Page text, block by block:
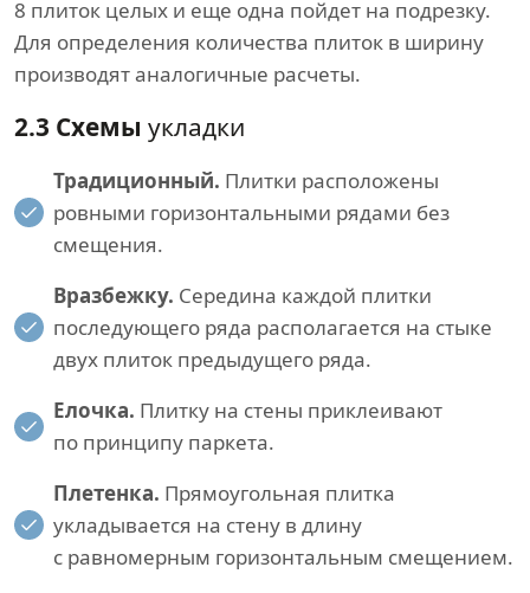
8 плиток целых и еще одна пойдет на подрезку.
Для определения количества плиток в ширину
производят аналогичные расчеты.
2.3 Схемы укладки
Традиционный. Плитки расположены
ровными горизонтальными рядами без
смещения.
Вразбежку. Середина каждой плитки
последующего ряда располагается на стыке
двух плиток предыдущего ряда.
Елочка. Плитку на стены приклеивают
по принципу паркета.
Плетенка. Прямоугольная плитка
укладывается на стену в длину
с равномерным горизонтальным смещением.